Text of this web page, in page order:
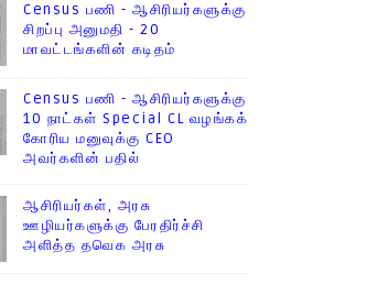
Census பணி - ஆசிரியர்களுக்கு
சிறப்பு அனுமதி - 20
மாவட்டங்களின் கடிதம்
Census பணி - ஆசிரியர்களுக்கு
10 நாட்கள் Special CL வழங்கக்
கோரிய மனுவுக்கு CEO
அவர்களின் பதில்
ஆசிரியர்கள், அரசு
ஊழியர்களுக்கு பேரதிர்ச்சி
அளித்த தவெக அரசு